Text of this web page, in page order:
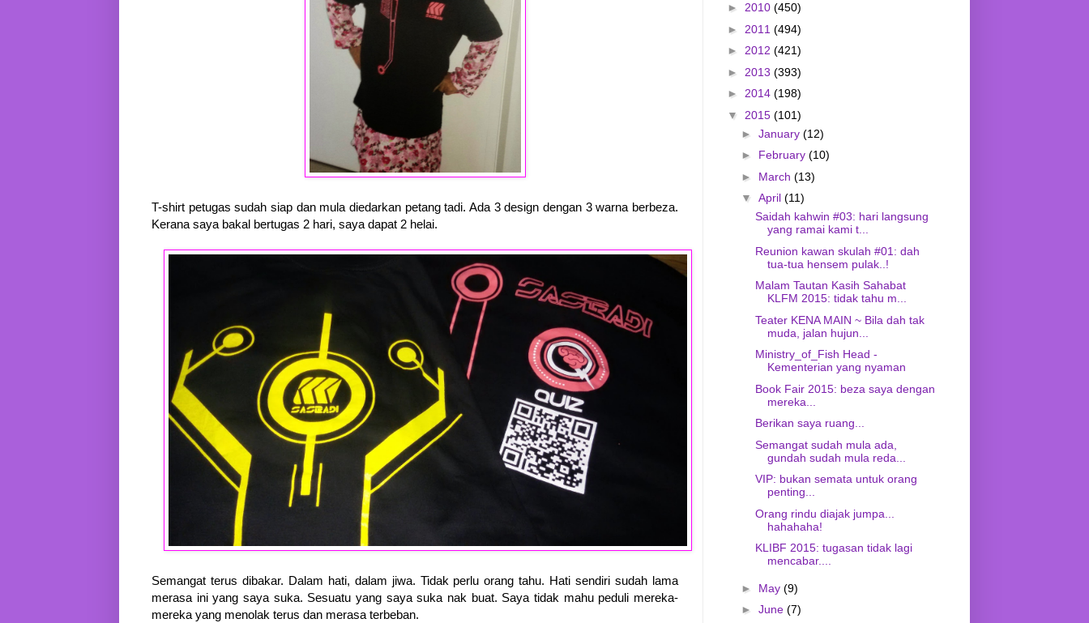
T-shirt petugas sudah siap dan mula diedarkan petang tadi. Ada 3 design dengan 3 warna berbeza.
Kerana saya bakal bertugas 2 hari, saya dapat 2 helai.
Semangat terus dibakar. Dalam hati, dalam jiwa. Tidak perlu orang tahu. Hati sendiri sudah lama
merasa ini yang saya suka. Sesuatu yang saya suka nak buat. Saya tidak mahu peduli mereka-
mereka yang menolak terus dan merasa terbeban.
► 2010 (450)
► 2011 (494)
► 2012 (421)
► 2013 (393)
► 2014 (198)
▼ 2015 (101)
► January (12)
► February (10)
► March (13)
▼ April (11)
Saidah kahwin #03: hari langsung
yang ramai kami t...
Reunion kawan skulah #01: dah
tua-tua hensem pulak..!
Malam Tautan Kasih Sahabat
KLFM 2015: tidak tahu m...
Teater KENA MAIN ~ Bila dah tak
muda, jalan hujun...
Ministry_of_Fish Head -
Kementerian yang nyaman
Book Fair 2015: beza saya dengan
mereka...
Berikan saya ruang...
Semangat sudah mula ada,
gundah sudah mula reda...
VIP: bukan semata untuk orang
penting...
Orang rindu diajak jumpa...
hahahaha!
KLIBF 2015: tugasan tidak lagi
mencabar....
► May (9)
► June (7)